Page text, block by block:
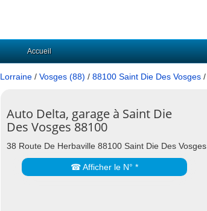
Accueil
Lorraine / Vosges (88) / 88100 Saint Die Des Vosges /
Auto Delta, garage à Saint Die
Des Vosges 88100
38 Route De Herbaville 88100 Saint Die Des Vosges
☎ Afficher le N° *